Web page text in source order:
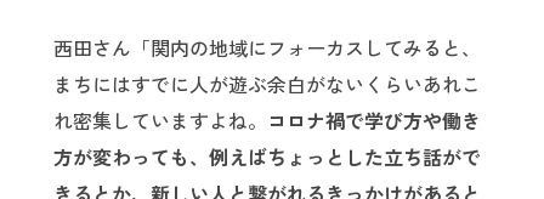
西田さん「関内の地域にフォーカスしてみると、
まちにはすでに人が遊ぶ余白がないくらいあれこ
れ密集していますよね。
コロナ禍で学び方や働き
方が変わっても、例えばちょっとした立ち話がで
きるとか、新しい人と繋がれるきっかけがあると